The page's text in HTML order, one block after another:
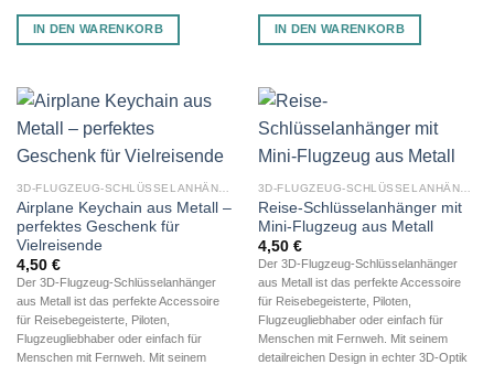
IN DEN WARENKORB IN DEN WARENKORB
Airplane Keychain aus Metall –
perfektes Geschenk für
Vielreisende
4,50 €
Der 3D-Flugzeug-Schlüsselanhänger
aus Metall ist das perfekte Accessoire
für Reisebegeisterte, Piloten,
Flugzeugliebhaber oder einfach für
Menschen mit Fernweh. Mit seinem
Reise-Schlüsselanhänger mit
Mini-Flugzeug aus Metall
4,50 €
Der 3D-Flugzeug-Schlüsselanhänger
aus Metall ist das perfekte Accessoire
für Reisebegeisterte, Piloten,
Flugzeugliebhaber oder einfach für
Menschen mit Fernweh. Mit seinem
detailreichen Design in echter 3D-Optik